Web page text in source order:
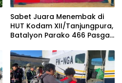
Sabet Juara Menembak di
HUT Kodam XII/Tanjungpura,
Batalyon Parako 466 Pasgat